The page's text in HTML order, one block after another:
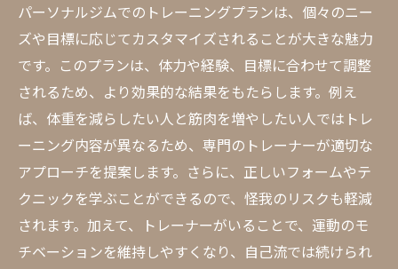
パーソナルジムでのトレーニングプランは、個々のニー
ズや目標に応じてカスタマイズされることが大きな魅力
です。このプランは、体力や経験、目標に合わせて調整
されるため、より効果的な結果をもたらします。例え
ば、体重を減らしたい人と筋肉を増やしたい人ではトレ
ーニング内容が異なるため、専門のトレーナーが適切な
アプローチを提案します。さらに、正しいフォームやテ
クニックを学ぶことができるので、怪我のリスクも軽減
されます。加えて、トレーナーがいることで、運動のモ
チベーションを維持しやすくなり、自己流では続けられ